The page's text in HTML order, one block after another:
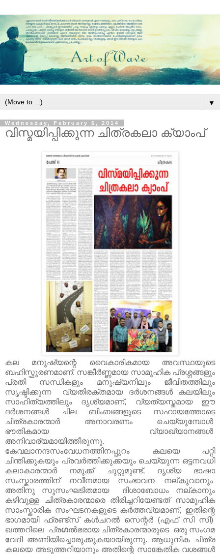
▼
Wednesday, February 5, 2014
വിസ്മയിപ്പിക്കുന്ന ചിത്രകലാ ക്യാംപ്
കല മനുഷ്യന്റെ വൈകാരികമായ അവസ്ഥയുടെ
ബഹിസ്ഫുരണമാണ്. സങ്കീർണ്ണമായ സാമൂഹിക പ്രശ്നങ്ങളും
പ്രതി സന്ധികളും മനുഷ്യനിലും ജീവിതത്തിലും
സൃഷ്ടിക്കുന്ന വ്യതിരക്തമായ ദർശനങ്ങൾ കലയിലും
സാഹിത്യത്തിലും ദൃശ്യമാണ്, വ്യത്യസ്തമായ ഈ
ദർശനങ്ങൾ ചില ബിംബങ്ങളുടെ സഹായത്തോടെ
ചിത്രകാരന്മാർ അനാവരണം ചെയ്യുമ്പോൾ
ഭൗതികമായ വ്യാഖ്യാനങ്ങൾ
അനിവാര്യമായിത്തീരുന്നു.
കേവലാനന്ദസംവേധനത്തിനപ്പുറം കലയെ പറ്റി
ചിന്തിക്കുകയും പ്രവർത്തിക്കുക്കയും ചെയ്യുന്ന ഒട്ടനവധി
കലാകാരന്മാർ നമുക്ക് ചുറ്റുമുണ്ട്, ദൃശ്യ ഭാഷാ
സംസ്കാരത്തിന് നവീനമായ സംഭാവന നല്കുവാനും
അതിനു സുസംഘടിതമായ ദിശാബോധം നല്കാനും
കഴിവുള്ള ചിത്രകാരന്മാരെ തിരിച്ചറിയേണ്ടത് സാമൂഹിക
സാംസ്കാരിക സംഘടനകളുടെ കർത്തവ്യമാണ്, ഇതിന്റെ
ഭാഗമായി ഫ്രണ്ട്സ് കൾചറൽ സെന്റർ (എഫ് സി സി)
ഖത്തറിലെ പ്രഗൽഭരായ ചിത്രകാരന്മാരുടെ ഒരു സംഗമ
വേദി അണിയിച്ചൊരുക്കുകയായിരുന്നു. ആധുനിക ചിത്ര
കലയെ അടുത്തറിയാനും അതിന്റെ സാങ്കേതിക വശങ്ങൾ